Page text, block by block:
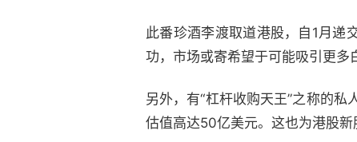
此番珍酒李渡取道港股，自1月递
功，市场或寄希望于可能吸引更多
另外，有“杠杆收购天王”之称的
估值高达50亿美元。这也为港股新